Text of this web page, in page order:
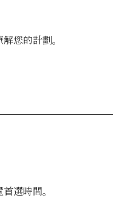
您的計劃。
選時間。